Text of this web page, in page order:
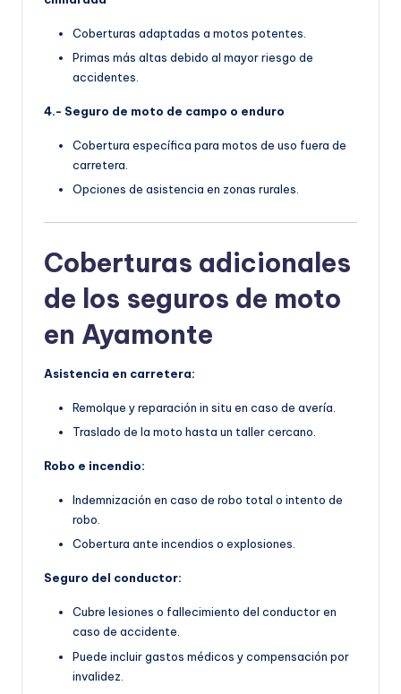
Coberturas adaptadas a motos potentes.
Primas más altas debido al mayor riesgo de
accidentes.
4.- Seguro de moto de campo o enduro
Cobertura específica para motos de uso fuera de
carretera.
Opciones de asistencia en zonas rurales.
Coberturas adicionales
de los seguros de moto
en Ayamonte
Asistencia en carretera:
Remolque y reparación in situ en caso de avería.
Traslado de la moto hasta un taller cercano.
Robo e incendio:
Indemnización en caso de robo total o intento de
robo.
Cobertura ante incendios o explosiones.
Seguro del conductor:
Cubre lesiones o fallecimiento del conductor en
caso de accidente.
Puede incluir gastos médicos y compensación por
invalidez.